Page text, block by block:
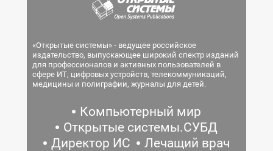
«Открытые системы» - ведущее российское
издательство, выпускающее широкий спектр изданий
для профессионалов и активных пользователей в
сфере ИТ, цифровых устройств, телекоммуникаций,
медицины и полиграфии, журналы для детей.
Компьютерный мир
Открытые системы.СУБД
Директор ИС
Лечащий врач